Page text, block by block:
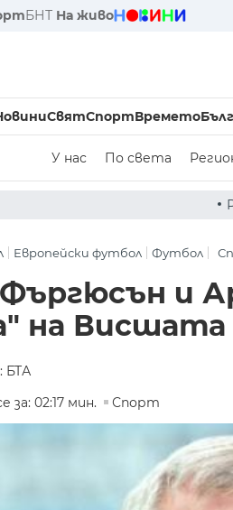
БНТ На живо
СвятСпортВремето
У нас По света
РУМЕН РАДЕВ СЛЕД
Европейски футбол Футбол
и
на Висшата
БТА
за: 02:17 мин. Спорт